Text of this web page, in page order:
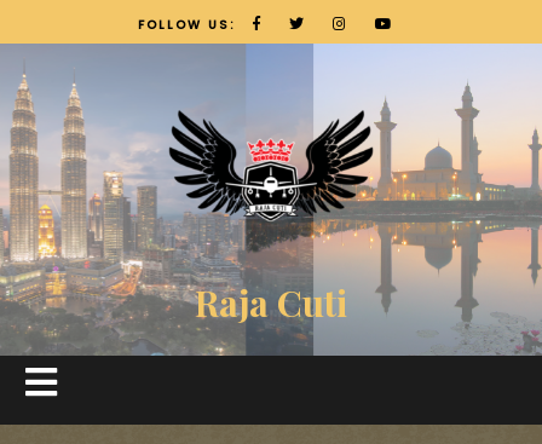
FOLLOW US:
Raja Cuti